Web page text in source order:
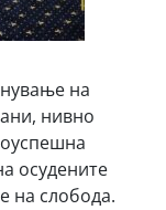
на
нивно
осудените
на слобода.